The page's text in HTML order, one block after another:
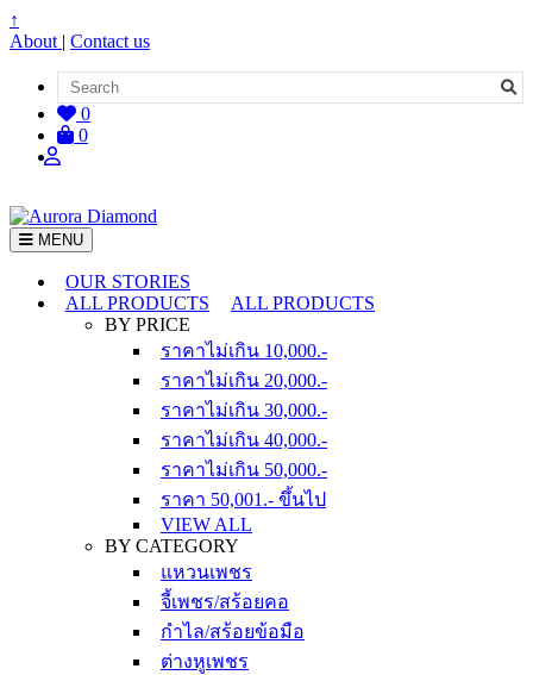
↑
About | Contact us
0
0
MENU
OUR STORIES
ALL PRODUCTS
ALL PRODUCTS
BY PRICE
ราคาไม่เกิน 10,000.-
ราคาไม่เกิน 20,000.-
ราคาไม่เกิน 30,000.-
ราคาไม่เกิน 40,000.-
ราคาไม่เกิน 50,000.-
ราคา 50,001.- ขึ้นไป
VIEW ALL
BY CATEGORY
แหวนเพชร
จี้เพชร/สร้อยคอ
กำไล/สร้อยข้อมือ
ต่างหูเพชร